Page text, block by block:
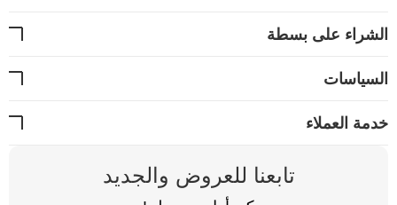
على بسطة
العملاء
تابعنا للعروض والجديد